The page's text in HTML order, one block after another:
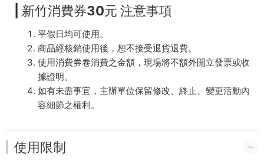
| 新竹消費券30元 注意事項
平假日均可使用。
商品經核銷使用後，恕不接受退貨退費。
使用消費券卷消費之金額，現場將不額外開立發票或收
據證明。
如有未盡事宜，主辦單位保留修改、終止、變更活動內
容細節之權利。
使用限制